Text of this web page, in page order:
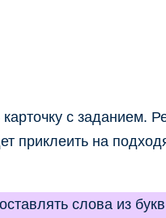
с заданием.
приклеить на
слова из